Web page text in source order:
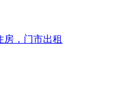
房，门市出租